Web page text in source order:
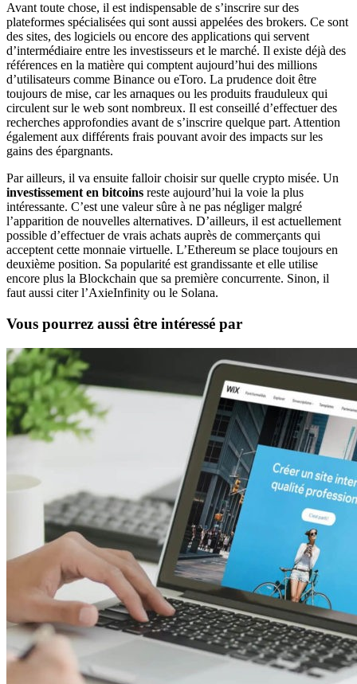
Avant toute chose, il est indispensable de s’inscrire sur des
plateformes spécialisées qui sont aussi appelées des brokers. Ce sont
des sites, des logiciels ou encore des applications qui servent
d’intermédiaire entre les investisseurs et le marché. Il existe déjà des
références en la matière qui comptent aujourd’hui des millions
d’utilisateurs comme Binance ou eToro. La prudence doit être
toujours de mise, car les arnaques ou les produits frauduleux qui
circulent sur le web sont nombreux. Il est conseillé d’effectuer des
recherches approfondies avant de s’inscrire quelque part. Attention
également aux différents frais pouvant avoir des impacts sur les
gains des épargnants.
Par ailleurs, il va ensuite falloir choisir sur quelle crypto misée. Un
investissement en bitcoins reste aujourd’hui la voie la plus
intéressante. C’est une valeur sûre à ne pas négliger malgré
l’apparition de nouvelles alternatives. D’ailleurs, il est actuellement
possible d’effectuer de vrais achats auprès de commerçants qui
acceptent cette monnaie virtuelle. L’Ethereum se place toujours en
deuxième position. Sa popularité est grandissante et elle utilise
encore plus la Blockchain que sa première concurrente. Sinon, il
faut aussi citer l’AxieInfinity ou le Solana.
Vous pourrez aussi être intéressé par